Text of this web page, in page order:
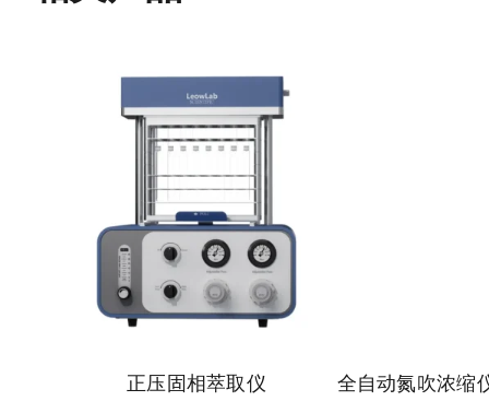
正压固相萃取仪
全自动氮吹浓缩